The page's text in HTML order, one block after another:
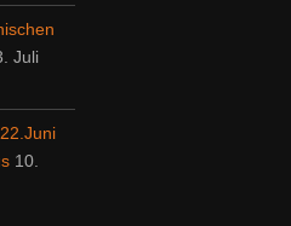
Juli
10.